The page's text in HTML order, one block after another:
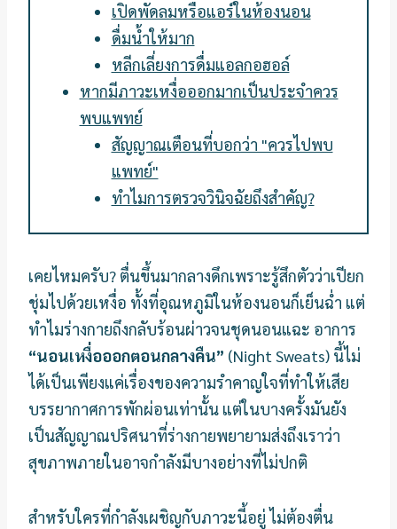
เปิดพัดลมหรือแอร์ในห้องนอน
ดื่มน้ำให้มาก
หลีกเลี่ยงการดื่มแอลกอฮอล์
หากมีภาวะเหงื่อออกมากเป็นประจำควร
พบแพทย์
สัญญาณเตือนที่บอกว่า "ควรไปพบ
แพทย์"
ทำไมการตรวจวินิจฉัยถึงสำคัญ?
เคยไหมครับ? ตื่นขึ้นมากลางดึกเพราะรู้สึกตัวว่าเปียก
ชุ่มไปด้วยเหงื่อ ทั้งที่อุณหภูมิในห้องนอนก็เย็นฉ่ำ แต่
ทำไมร่างกายถึงกลับร้อนผ่าวจนชุดนอนแฉะ อาการ
“นอนเหงื่อออกตอนกลางคืน” (Night Sweats) นี้ไม่
ได้เป็นเพียงแค่เรื่องของความรำคาญใจที่ทำให้เสีย
บรรยากาศการพักผ่อนเท่านั้น แต่ในบางครั้งมันยัง
เป็นสัญญาณปริศนาที่ร่างกายพยายามส่งถึงเราว่า
สุขภาพภายในอาจกำลังมีบางอย่างที่ไม่ปกติ
สำหรับใครที่กำลังเผชิญกับภาวะนี้อยู่ ไม่ต้องตื่น